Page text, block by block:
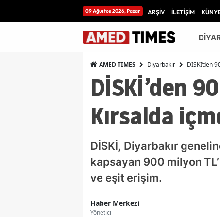
09 Ağustos 2026, Pazar ARŞİV İLETİŞİM
AMED TIMES Diyarbakır DİSKİ’den
DİSKİ’den
Kırsalda
DİSKİ, Diyarbakır
kapsayan 900 milyon
ve eşit erişim.
Haber Merkezi
Yönetici